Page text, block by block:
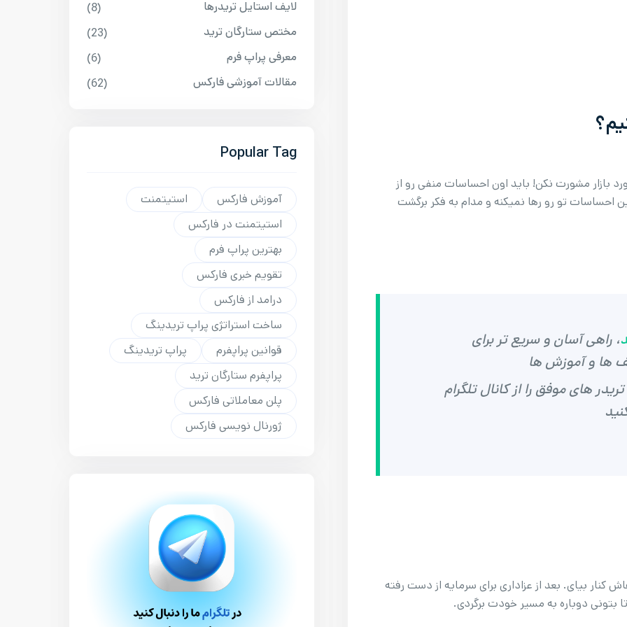
بازار مشورت نکن! باید اون احساسات منفی رو از
احساسات تو رو رها نمیکنه و مدام به فکر برگشت
، راهی آسان و سریع تر برای
ها و آموزش ها
های موفق را از کانال تلگرام
بیای. بعد از عزاداری برای سرمایه از دست رفته
بتونی دوباره به مسیر خودت برگردی.
لایف استایل تریدرها
(8)
مختص ستارگان ترید
(23)
معرفی پراپ فرم
(6)
مقالات آموزشی فارکس
(62)
Popular Tag
آموزش فارکس
استیتمنت
استیتمنت در فارکس
بهترین پراپ فرم
تقویم خبری فارکس
درامد از فارکس
ساخت استراتژی پراپ تریدینگ
قوانین پراپفرم
پراپ تریدینگ
پراپفرم ستارگان ترید
پلن معاملاتی فارکس
ژورنال نویسی فارکس